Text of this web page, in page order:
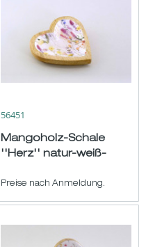
56451
Mangoholz-Schale
''Herz'' natur-weiß-
Preise nach Anmeldung.